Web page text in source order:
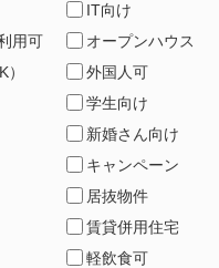
IT向け
用可
オープンハウス
外国人可
学生向け
新婚さん向け
キャンペーン
居抜物件
賃貸併用住宅
軽飲食可